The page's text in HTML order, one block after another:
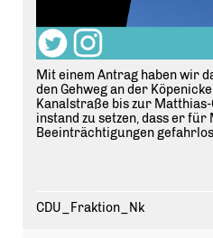
Mit einem Antrag haben wir
den Gehweg an der
Kanalstraße bis zur
instand zu setzen, dass er für
Beeinträchtigungen
CDU_Fraktion_Nk